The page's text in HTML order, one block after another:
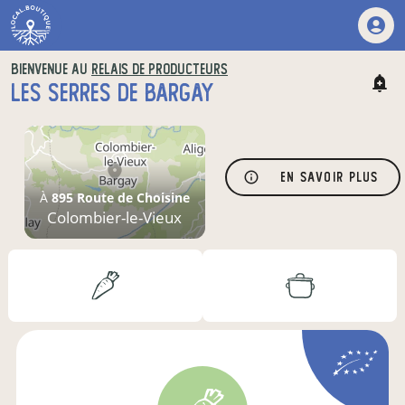
BIENVENUE AU RELAIS DE PRODUCTEURS
LES SERRES DE BARGAY
En savoir plus
À895 Route de Choisine
Colombier-le-Vieux